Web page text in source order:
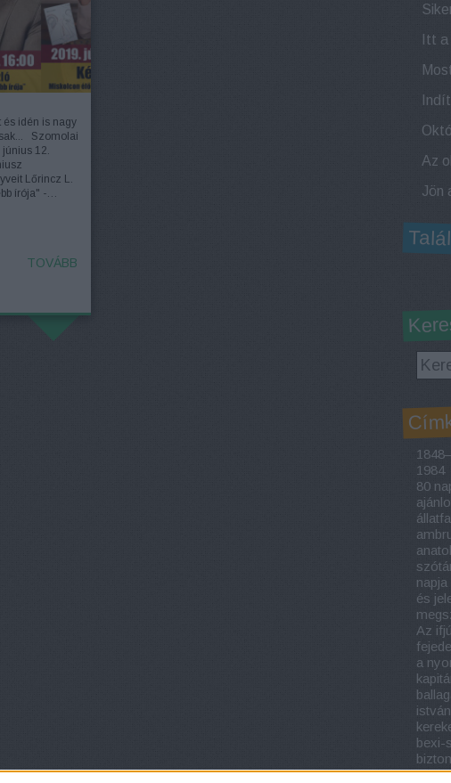
és idén is nagy
Szomolai
12.
Lőrincz L.
írója" -…
TOVÁBB
Itt
1984
80
napja
és
Az
a
istván
bexi-
böjte